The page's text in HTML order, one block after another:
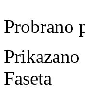
Probrano
Faseta